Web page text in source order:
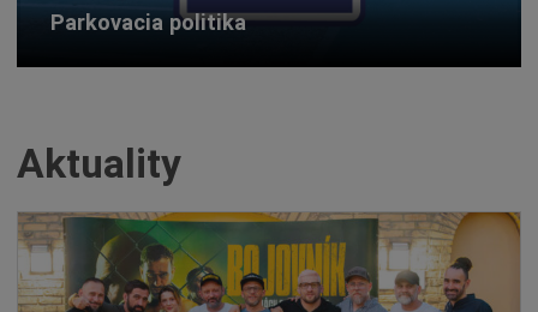
Parkovacia politika
Aktuality